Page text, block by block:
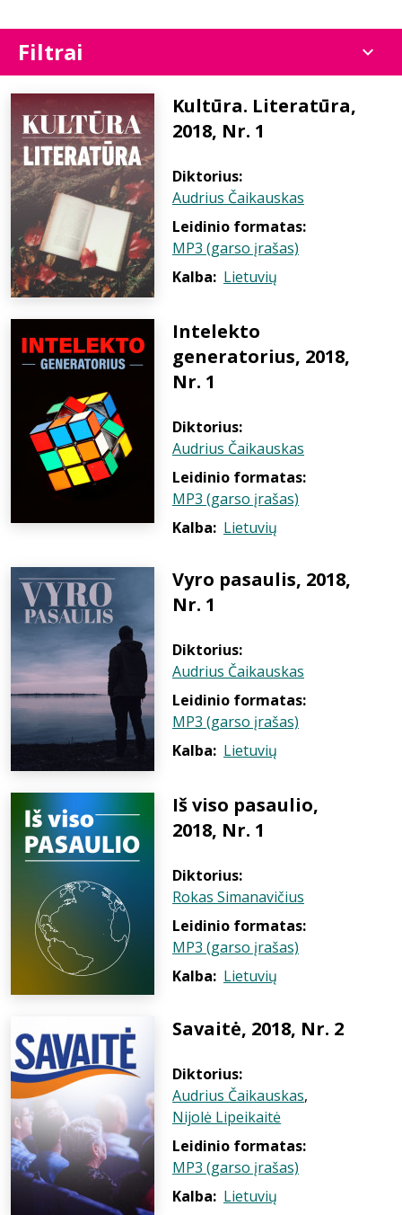
Filtrai
Kultūra. Literatūra,
2018, Nr. 1
Diktorius:
Audrius Čaikauskas
Leidinio formatas:
MP3 (garso įrašas)
Kalba: Lietuvių
Intelekto
generatorius, 2018,
Nr. 1
Diktorius:
Audrius Čaikauskas
Leidinio formatas:
MP3 (garso įrašas)
Kalba: Lietuvių
Vyro pasaulis, 2018,
Nr. 1
Diktorius:
Audrius Čaikauskas
Leidinio formatas:
MP3 (garso įrašas)
Kalba: Lietuvių
Iš viso pasaulio,
2018, Nr. 1
Diktorius:
Rokas Simanavičius
Leidinio formatas:
MP3 (garso įrašas)
Kalba: Lietuvių
Savaitė, 2018, Nr. 2
Diktorius:
Audrius Čaikauskas,
Nijolė Lipeikaitė
Leidinio formatas:
MP3 (garso įrašas)
Kalba: Lietuvių